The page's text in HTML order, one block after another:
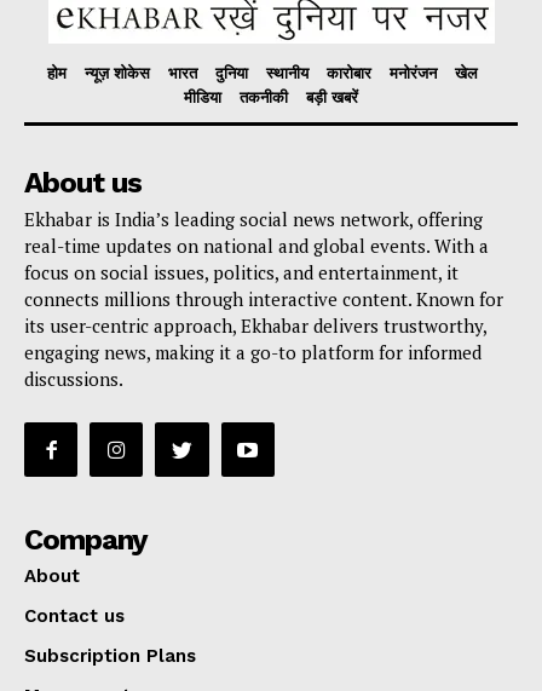
होम न्यूज़ शोकेस भारत दुनिया स्थानीय कारोबार मनोरंजन
खेल
मीडिया
तकनीकी बड़ी खबरें
About us
Ekhabar is India’s leading social news network, offering
real-time updates on national and global events. With a
focus on social issues, politics, and entertainment, it
connects millions through interactive content. Known for
its user-centric approach, Ekhabar delivers trustworthy,
engaging news, making it a go-to platform for informed
discussions.
Company
About
Contact us
Subscription Plans